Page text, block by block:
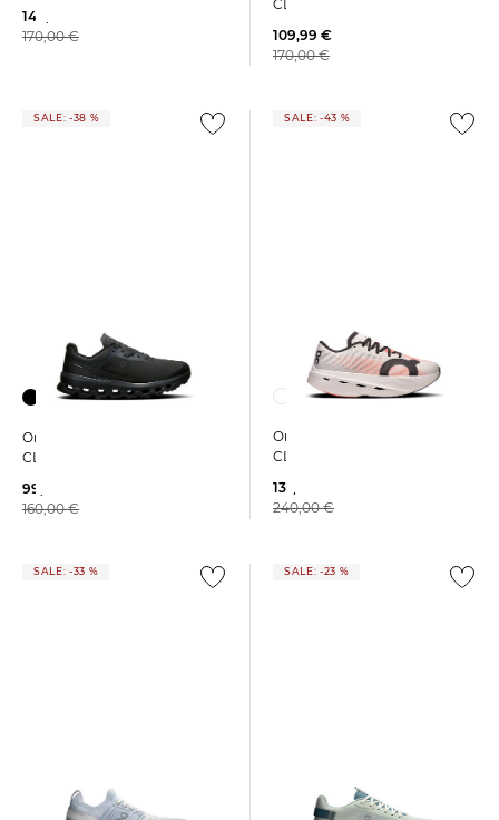
144,99 €
170,00 €
CLOUDSURFER TRAIL 2
109,99 €
170,00 €
SALE: -38 %
On | Damen Laufschuhe
CLOUDVISTA
99,99 €
160,00 €
SALE: -43 %
On | Damen Laufschuhe
CLOUDBOOM
137,55 €
240,00 €
SALE: -33 % SALE: -23 %